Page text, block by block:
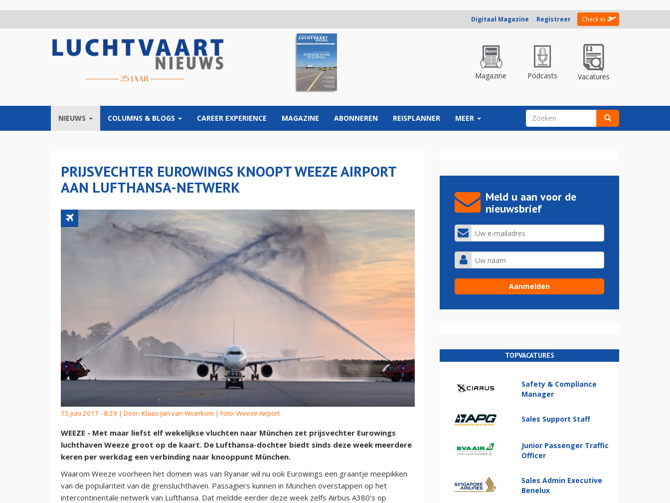
Digitaal Magazine Registreer Check in
Magazine Podcasts Vacatures
NIEUWS COLUMNS & BLOGS CAREER EXPERIENCE MAGAZINE ABONNEREN REISPLANNER MEER ZOEKVELD
PRIJSVECHTER EUROWINGS KNOOPT WEEZE AIRPORT
AAN LUFTHANSA-NETWERK
15 juni 2017 - 8:29 | Door: Klaas-Jan van Woerkom | Foto: Weeze Airport
WEEZE - Met maar liefst elf wekelijkse vluchten naar München zet prijsvechter Eurowings
luchthaven Weeze groot op de kaart. De Lufthansa-dochter biedt sinds deze week meerdere
keren per werkdag een verbinding naar knooppunt München.
Waarom Weeze voorheen het domein was van Ryanair wil nu ook Eurowings een graantje meepikken
van de populariteit van de grensluchthaven. Passagiers kunnen in München overstappen op het
intercontinentale netwerk van Lufthansa. Dat meldde eerder deze week zelfs Airbus A380’s op
Meld u aan voor de
nieuwsbrief
TOPVACATURES
Safety & Compliance
Manager
Sales Support Staff
Junior Passenger Traffic
Officer
Sales Admin Executive
Benelux